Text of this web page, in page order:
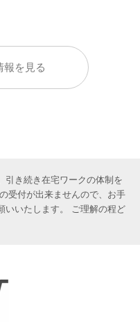
報を見る
引き続き在宅ワークの体制を
受付が出来ませんので、お手
いいたします。 ご理解の程ど